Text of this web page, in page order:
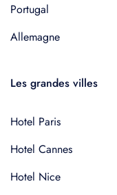
Portugal
Allemagne
Les grandes villes
Hotel Paris
Hotel Cannes
Hotel Nice